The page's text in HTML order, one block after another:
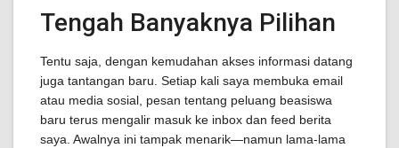
Tengah Banyaknya Pilihan
Tentu saja, dengan kemudahan akses informasi datang
juga tantangan baru. Setiap kali saya membuka email
atau media sosial, pesan tentang peluang beasiswa
baru terus mengalir masuk ke inbox dan feed berita
saya. Awalnya ini tampak menarik—namun lama-lama